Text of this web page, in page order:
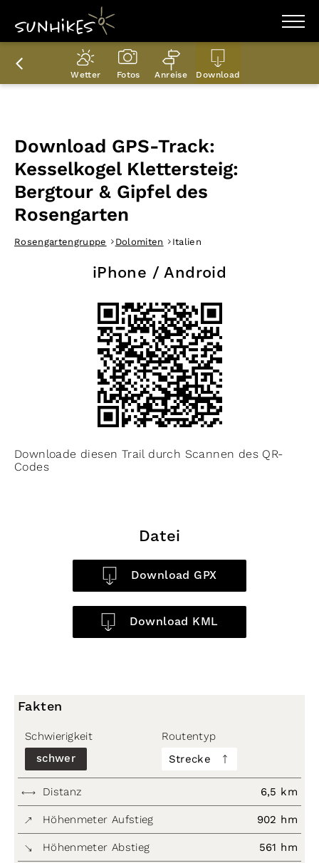
WANDERZIELE
WANDERUNGEN
ENTDECKEN
Wetter Fotos Anreise Download
Download GPS-Track:
Kesselkogel Klettersteig:
Bergtour & Gipfel des
Rosengarten
Rosengartengruppe Dolomiten Italien
iPhone / Android
Downloade diesen Trail durch Scannen des QR-
Codes
Datei
Download GPX
Download KML
Fakten
Schwierigkeit
schwer
Routentyp
Strecke
Distanz 6,5 km
Höhenmeter Aufstieg 902 hm
Höhenmeter Abstieg 561 hm